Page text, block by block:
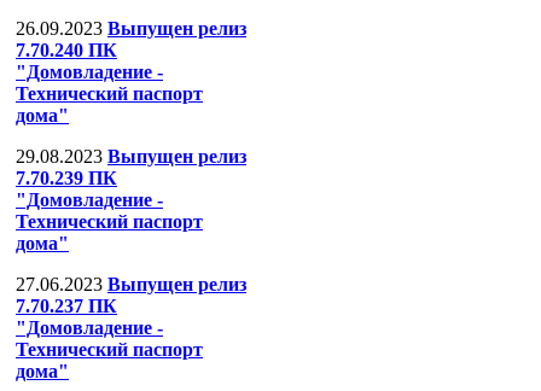
26.09.2023 Выпущен релиз
7.70.240 ПК
"Домовладение -
Технический паспорт
дома"
29.08.2023 Выпущен релиз
7.70.239 ПК
"Домовладение -
Технический паспорт
дома"
27.06.2023 Выпущен релиз
7.70.237 ПК
"Домовладение -
Технический паспорт
дома"